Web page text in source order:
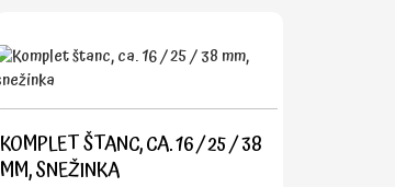
KOMPLET ŠTANC, CA. 16 / 25 / 38
MM, SNEŽINKA